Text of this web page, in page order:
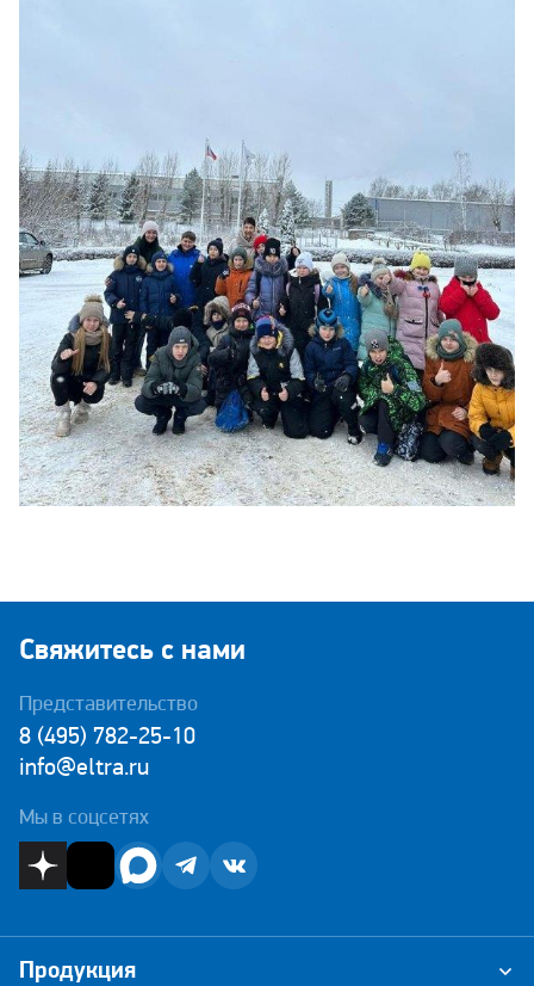
Свяжитесь с нами
Представительство
8 (495) 782-25-10
info@eltra.ru
Мы в соцсетях
Продукция